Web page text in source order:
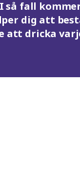
så fall
dig att
att dricka